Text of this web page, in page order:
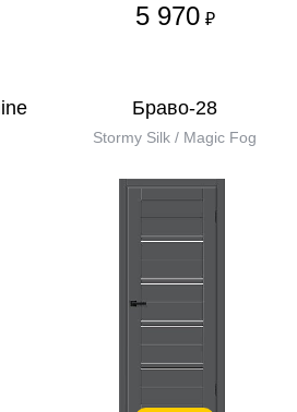
5 970 ₽
Браво-28
Stormy Silk / Magic Fog